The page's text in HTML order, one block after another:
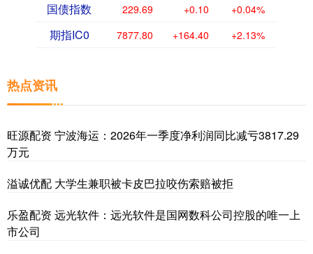
国债指数 229.69 +0.10 +0.04%
期指IC0 7877.80 +164.40 +2.13%
热点资讯
旺源配资 宁波海运：2026年一季度净利润同比减亏3817.29
万元
溢诚优配 大学生兼职被卡皮巴拉咬伤索赔被拒
乐盈配资 远光软件：远光软件是国网数科公司控股的唯一上
市公司